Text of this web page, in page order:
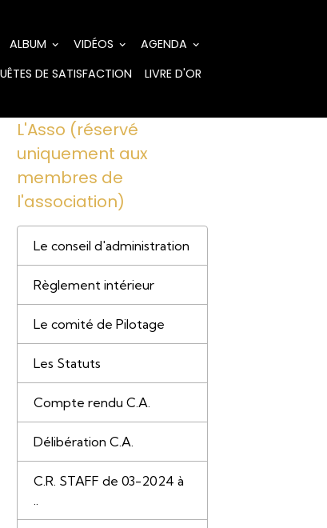
ALBUM VIDÉOS
AGENDA
DE SATISFACTION
LIVRE D'OR
L'Asso (réservé
uniquement aux
membres de
l'association)
Le conseil d'administration
Règlement intérieur
Le comité de Pilotage
Les Statuts
Compte rendu C.A.
Délibération C.A.
C.R. STAFF de 03-2024 à
..